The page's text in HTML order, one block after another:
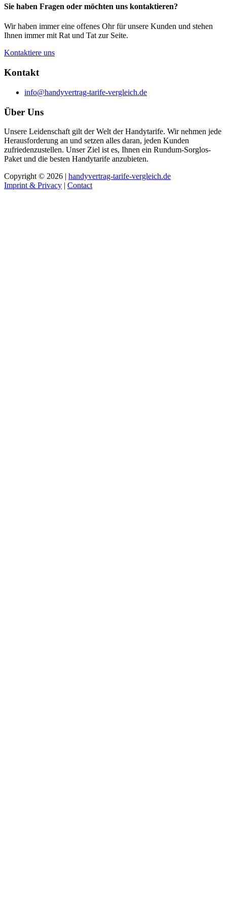
Sie haben Fragen oder möchten uns kontaktieren?
Wir haben immer eine offenes Ohr für unsere Kunden und stehen
Ihnen immer mit Rat und Tat zur Seite.
Kontaktiere uns
Kontakt
info@handyvertrag-tarife-vergleich.de
Über Uns
Unsere Leidenschaft gilt der Welt der Handytarife. Wir nehmen jede
Herausforderung an und setzen alles daran, jeden Kunden
zufriedenzustellen. Unser Ziel ist es, Ihnen ein Rundum-Sorglos-
Paket und die besten Handytarife anzubieten.
Copyright © 2026 | handyvertrag-tarife-vergleich.de
Imprint & Privacy | Contact